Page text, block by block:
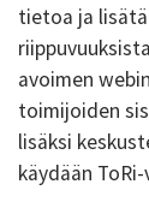
tietoa ja
avoimen
toimijoiden
lisäksi
käydään